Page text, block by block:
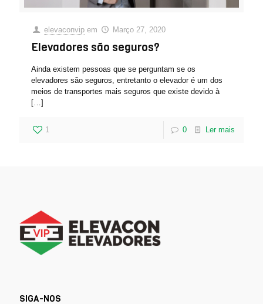
elevaconvip em Março 27, 2020
Elevadores são seguros?
Ainda existem pessoas que se perguntam se os
elevadores são seguros, entretanto o elevador é um dos
meios de transportes mais seguros que existe devido à
[…]
1 0 Ler mais
SIGA-NOS